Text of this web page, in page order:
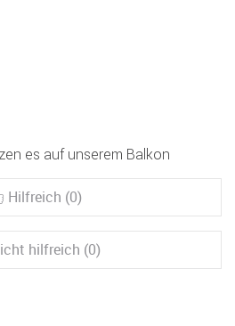
es auf unserem Balkon
Hilfreich (0)
hilfreich (0)